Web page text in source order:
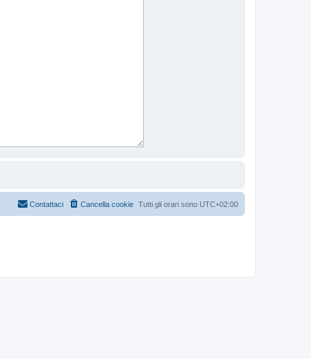
Tutti gli orari sono UTC+02:00
Cancella cookie
Contattaci